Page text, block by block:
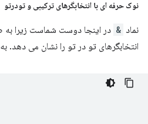
نوک حرفه ای با انتخابگرهای ترکیبی و تودرتو
نماد & در اینجا دوست شماست زیرا
انتخابگرهای تو در تو را نشان می دهد.